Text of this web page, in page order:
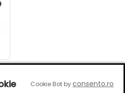
Cookie Bot byconsento.ro